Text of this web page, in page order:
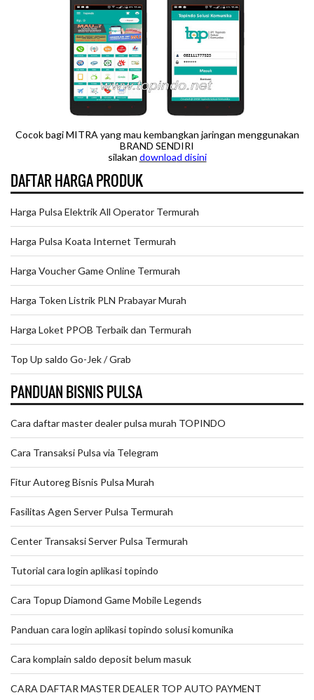
Cocok bagi MITRA yang mau kembangkan jaringan menggunakan
BRAND SENDIRI
silakan download disini
DAFTAR HARGA PRODUK
Harga Pulsa Elektrik All Operator Termurah
Harga Pulsa Koata Internet Termurah
Harga Voucher Game Online Termurah
Harga Token Listrik PLN Prabayar Murah
Harga Loket PPOB Terbaik dan Termurah
Top Up saldo Go-Jek / Grab
PANDUAN BISNIS PULSA
Cara daftar master dealer pulsa murah TOPINDO
Cara Transaksi Pulsa via Telegram
Fitur Autoreg Bisnis Pulsa Murah
Fasilitas Agen Server Pulsa Termurah
Center Transaksi Server Pulsa Termurah
Tutorial cara login aplikasi topindo
Cara Topup Diamond Game Mobile Legends
Panduan cara login aplikasi topindo solusi komunika
Cara komplain saldo deposit belum masuk
CARA DAFTAR MASTER DEALER TOP AUTO PAYMENT